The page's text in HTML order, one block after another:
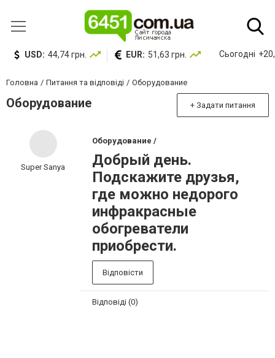
USD: 44,74 грн. EUR: 51,63 грн. Сьогодні
Головна Питання та відповіді Оборудование
Оборудование + Задати питання
Super Sanya
Оборудование /
Добрый день.
Подскажите друзья,
где можно недорого
инфракрасные
обогреватели
приобрести.
Відповісти
Відповіді (0)